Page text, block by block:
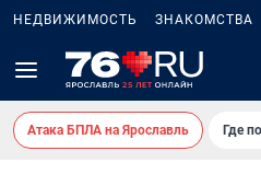
НЕДВИЖИМОСТЬ ЗНАКОМСТВА
Атака БПЛА на Ярославль Где